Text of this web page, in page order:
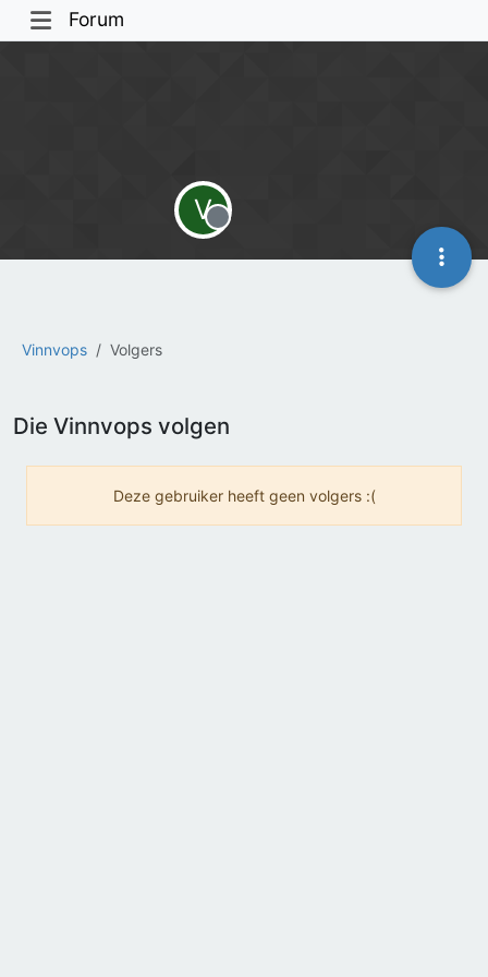
Forum
Vinnvops Volgers
V
Offline
Die Vinnvops volgen
Deze gebruiker heeft geen volgers :(